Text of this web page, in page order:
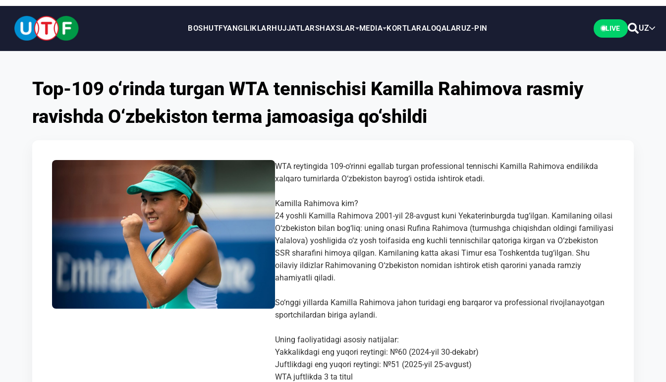
LIVE
HUJJATLAR
ALOQALAR
Top-109 o‘rinda turgan WTA tennischisi Kamilla Rahimova rasmiy
ravishda O‘zbekiston terma jamoasiga qo‘shildi
WTA reytingida 109-o‘rinni egallab turgan professional tennischi Kamilla Rahimova endilikda
xalqaro turnirlarda O‘zbekiston bayrog‘i ostida ishtirok etadi.
Kamilla Rahimova kim?
24 yoshli Kamilla Rahimova 2001-yil 28-avgust kuni Yekaterinburgda tug‘ilgan. Kamilaning oilasi
O‘zbekiston bilan bog‘liq: uning onasi Rufina Rahimova (turmushga chiqishdan oldingi familiyasi
Yalalova) yoshligida o‘z yosh toifasida eng kuchli tennischilar qatoriga kirgan va O‘zbekiston
SSR sharafini himoya qilgan. Kamilaning katta akasi Timur esa Toshkentda tug‘ilgan. Shu
oilaviy ildizlar Rahimovaning O‘zbekiston nomidan ishtirok etish qarorini yanada ramziy
ahamiyatli qiladi.
So‘nggi yillarda Kamilla Rahimova jahon turidagi eng barqaror va professional rivojlanayotgan
sportchilardan biriga aylandi.
Uning faoliyatidagi asosiy natijalar:
Yakkalikdagi eng yuqori reytingi: №60 (2024-yil 30-dekabr)
Juftlikdagi eng yuqori reytingi: №51 (2025-yil 25-avgust)
WTA juftlikda 3 ta titul